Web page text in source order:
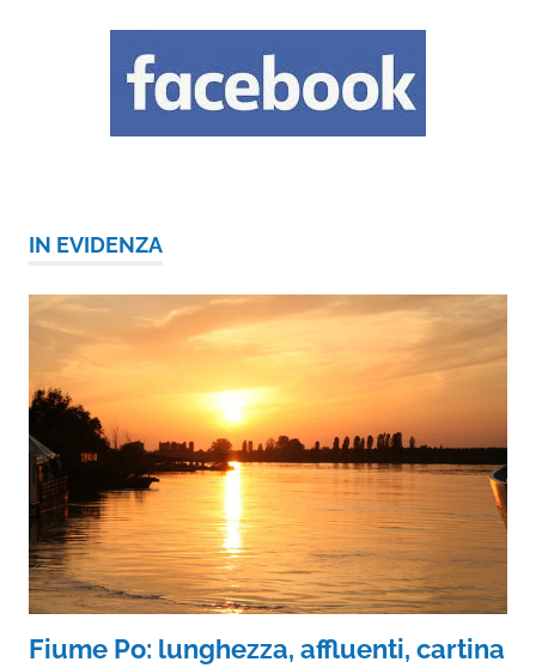
IN EVIDENZA
Fiume Po: lunghezza, affluenti, cartina